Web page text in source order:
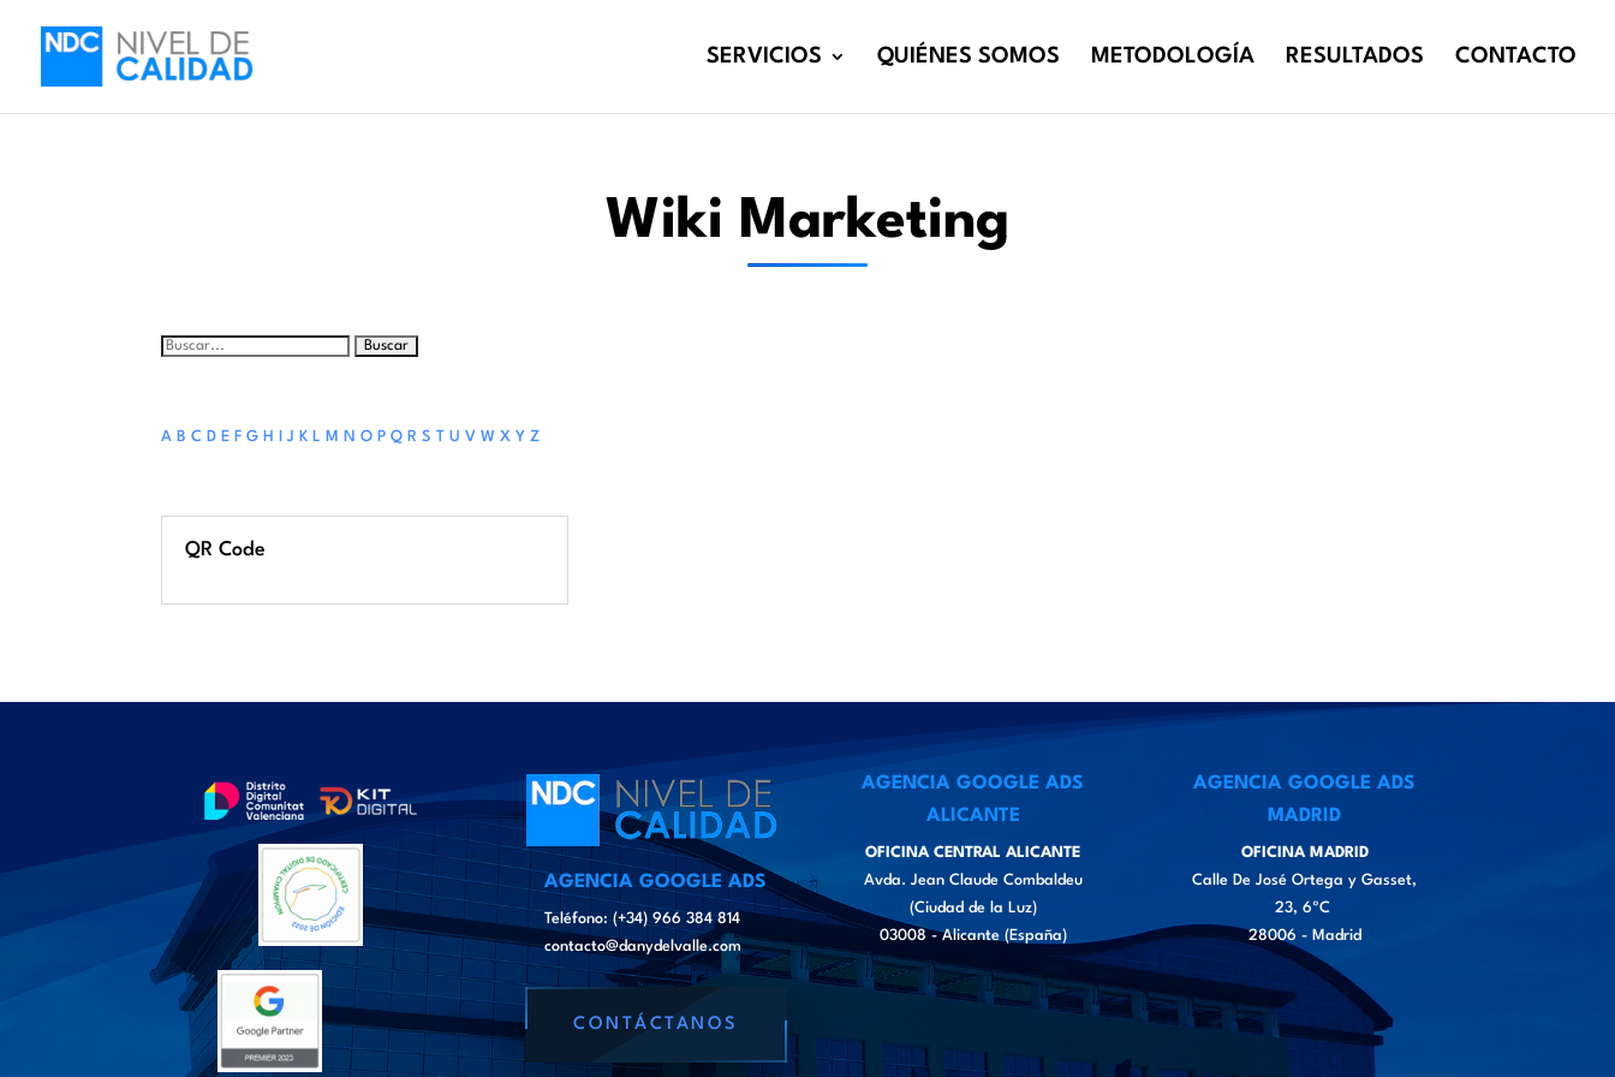
SERVICIOS QUIÉNES SOMOS METODOLOGÍA RESULTADOS CONTACTO
Wiki Marketing
Buscar:
A BC D E FG H IJ K L M NO PQ RS TUVWXYZ
QR Code
AGENCIA GOOGLE ADS
Teléfono: (+34) 966 384 814
contacto@danydelvalle.com
CONTÁCTANOS
AGENCIA GOOGLE ADS
ALICANTE
OFICINA CENTRAL ALICANTE
Avda. Jean Claude Combaldeu
(Ciudad de la Luz)
03008 - Alicante (España)
AGENCIA GOOGLE ADS
MADRID
OFICINA MADRID
Calle De José Ortega y Gasset,
23, 6ºC
28006 - Madrid